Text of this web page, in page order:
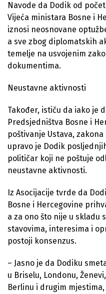
Navode da Dodik od
Vijeća ministara Bosne i
iznosi neosnovane
a sve zbog diplomatskih
temelje na usvojenim
dokumentima.
Neustavne aktivnosti
Također, ističu da iako je
Predsjedništva Bosne i
poštivanje Ustava,
upravo je Dodik
političar koji ne poštuje
neustavne aktivnosti.
Iz Asocijacije tvrde da
Bosne i Hercegovine
a za ono što nije u skladu
stavovima, interesima i
postoji konsenzus.
– Jasno je da Dodiku
u Briselu, Londonu,
Berlinu i drugim